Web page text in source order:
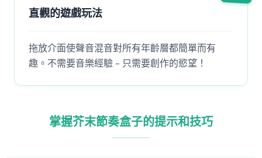
直觀的遊戲玩法
拖放介面使聲音混音對所有年齡層都簡單而有
趣。不需要音樂經驗 - 只需要創作的慾望！
掌握芥末節奏盒子的提示和技巧